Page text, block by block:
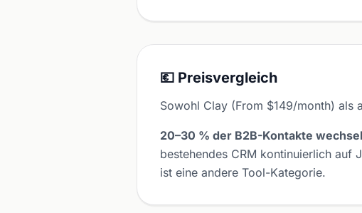
💶 Preisvergleich
Sowohl Clay (From $149/month) als
20–30 % der B2B-Kontakte
bestehendes CRM kontinuierlich
ist eine andere Tool-Kategorie.